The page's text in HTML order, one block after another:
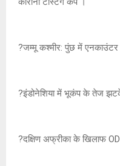
?जम्मू कश्मीर: पुंछ में
?इंडोनेशिया में भूकंप के तेज
?दक्षिण अफ्रीका के खिलाफ ODI